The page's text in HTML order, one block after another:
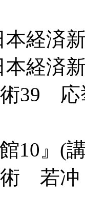
本経済
本経済
39 応
10』(
術 若